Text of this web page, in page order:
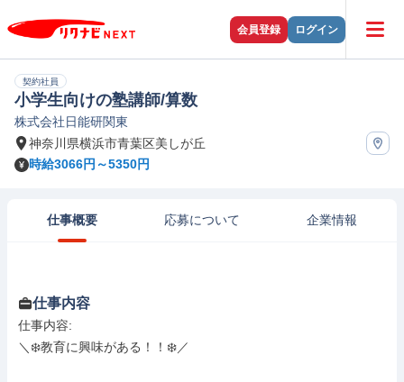
会員登録 ログイン
契約社員
小学生向けの塾講師/算数
株式会社日能研関東
神奈川県横浜市青葉区美しが丘
時給3066円～5350円
仕事概要 応募について 企業情報
仕事内容
仕事内容:
＼❄️教育に興味がある！！❄️／